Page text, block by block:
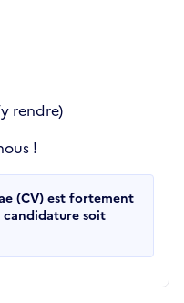
rendre)
!
(CV) est fortement
candidature soit